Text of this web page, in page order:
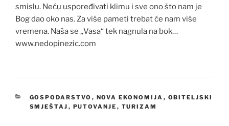
smislu. Neću uspoređivati klimu i sve ono što nam je
Bog dao oko nas. Za više pameti trebat će nam više
vremena. Naša se „Vasa“ tek nagnula na bok…
www.nedopinezic.com
KATEGORIJE
GOSPODARSTVO , NOVA EKONOMIJA , OBITELJSKI
SMJEŠTAJ , PUTOVANJE , TURIZAM